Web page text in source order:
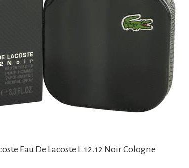
Eau De Lacoste L.12.12 Noir Cologne